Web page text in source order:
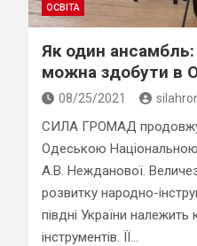
ОСВІТА
Як один
можна здобути в
08/25/2021
СИЛА ГРОМАД
Одеською
А.В. Нежданової.
розвитку народно-
півдні України
інструментів. ЇЇ…